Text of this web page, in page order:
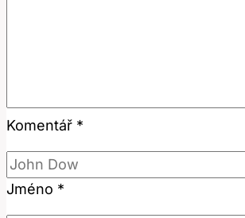
Komentář *
Jméno *